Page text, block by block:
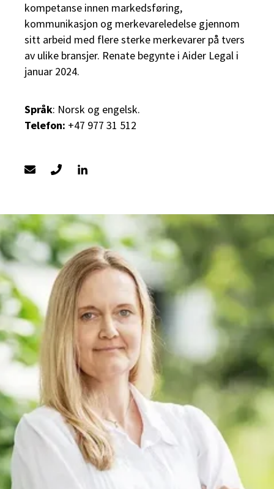
kompetanse innen markedsføring,
kommunikasjon og merkevareledelse gjennom
sitt arbeid med flere sterke merkevarer på tvers
av ulike bransjer. Renate begynte i Aider Legal i
januar 2024.
Språk: Norsk og engelsk.
Telefon: +47 977 31 512